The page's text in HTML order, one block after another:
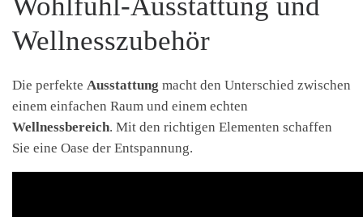
Wellnesszubehör
Die perfekte Ausstattung macht den Unterschied zwischen
einem einfachen Raum und einem echten
Wellnessbereich. Mit den richtigen Elementen schaffen
Sie eine Oase der Entspannung.